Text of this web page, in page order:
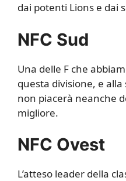
dai potenti Lions e dai
NFC Sud
Una delle F che
questa divisione, e alla
non piacerà neanche
migliore.
NFC Ovest
L’atteso leader della